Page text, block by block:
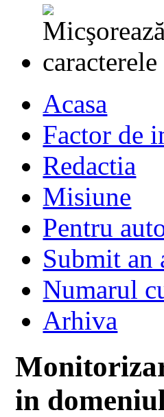
Acasa
Factor de
Redactia
Misiune
Pentru
Submit an
Numarul
Arhiva
in